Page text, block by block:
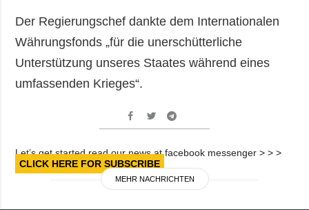
Der Regierungschef dankte dem Internationalen
Währungsfonds „für die unerschütterliche
Unterstützung unseres Staates während eines
umfassenden Krieges“.
Let’s get started read our news at facebook messenger > > >
CLICK HERE FOR SUBSCRIBE
MEHR NACHRICHTEN